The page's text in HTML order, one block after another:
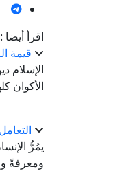
اقرأ أيضا :
قيمة
الإسلام
الأكوان
يمُرُّ
ومعرفةً